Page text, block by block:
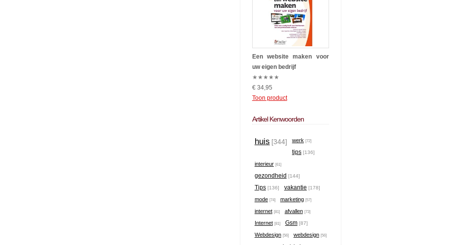
Een website maken voor
uw eigen bedrijf
★★★★★
€ 34,95
Toon product
Artikel Kenwoorden
huis [344] werk [72]
tips [136]
interieur [61]
gezondheid [144]
Tips [136] vakantie [178]
mode [74] marketing [57]
internet [81] afvallen [73]
Internet [81] Gsm [87]
Webdesign [56] webdesign [56]